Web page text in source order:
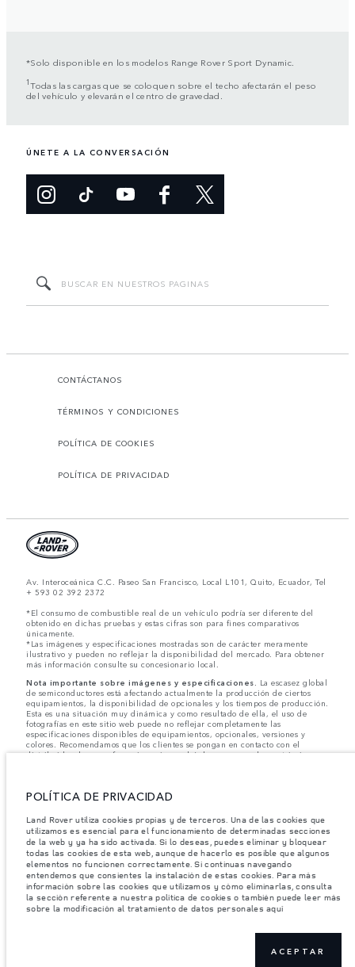
*Solo disponible en los modelos Range Rover Sport Dynamic.
1Todas las cargas que se coloquen sobre el techo afectarán el peso
del vehículo y elevarán el centro de gravedad.
ÚNETE A LA CONVERSACIÓN
CONTÁCTANOS
TÉRMINOS Y CONDICIONES
POLÍTICA DE COOKIES
POLÍTICA DE PRIVACIDAD
Av. Interoceánica C.C. Paseo San Francisco, Local L101, Quito, Ecuador, Tel
+ 593 02 392 2372
*El consumo de combustible real de un vehículo podría ser diferente del
obtenido en dichas pruebas y estas cifras son para fines comparativos
únicamente.
*Las imágenes y especificaciones mostradas son de carácter meramente
ilustrativo y pueden no reflejar la disponibilidad del mercado. Para obtener
más información consulte su concesionario local.
Nota importante sobre imágenes y especificaciones.
La escasez global
de semiconductores está afectando actualmente la producción de ciertos
equipamientos, la disponibilidad de opcionales y los tiempos de producción.
Esta es una situación muy dinámica y como resultado de ella, el uso de
fotografías en este sitio web puede no reflejar completamente las
especificaciones disponibles de equipamientos, opcionales, versiones y
colores. Recomendamos que los clientes se pongan en contacto con el
distribuidor de su preferencia, quien podrá dar a conocer las restricciones
Jaguar Land Rover Limited busca constantemente nuevas formas de mejorar
accesorios, por lo que se producen modificaciones de forma continua y sin
previo aviso. Según el modelo, algunas funciones serán opcionales o
vendrán incluidas de serie. La información, las especificaciones, los motores
y los colores que aparecen en esta página web se basan en las
especificaciones europeas. Estos pueden variar en función del mercado y
pueden ser modificados sin previo aviso. Algunos vehículos se muestran con
equipamiento opcional y accesorios originales que pueden no estar
disponibles en todos los mercados. Ponte en contacto con tu concesionario
local para consultar disponibilidad y precios.
Cargas Máximas por Eje no se excedan al cargar el vehículo con accesorios,
POLÍTICA DE PRIVACIDAD
Land Rover utiliza cookies propias y de terceros. Una de las cookies que
utilizamos es esencial para el funcionamiento de determinadas secciones
de la web y ya ha sido activada. Si lo deseas, puedes eliminar y bloquear
todas las cookies de esta web, aunque de hacerlo es posible que algunos
elementos no funcionen correctamente. Si continuas navegando
entendemos que consientes la instalación de estas cookies. Para más
información sobre las cookies que utilizamos y cómo eliminarlas, consulta
la sección referente a nuestra política de cookies o también puede leer más
sobre la modificación al tratamiento de datos personales aquí
ACEPTAR